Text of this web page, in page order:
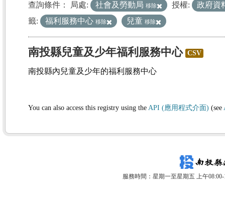
查詢條件： 局處: 社會及勞動局 移除 授權:
政府資
籤:
福利服務中心 移除 兒童 移除
南投縣兒童及少年福利服務中心 CSV
南投縣內兒童及少年的福利服務中心
You can also access this registry using the API (應用程式介面) (see
服務時間：星期一至星期五 上午